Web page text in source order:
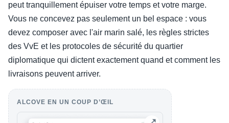
peut tranquillement épuiser votre temps et votre marge.
Vous ne concevez pas seulement un bel espace : vous
devez composer avec l'air marin salé, les règles strictes
des VvE et les protocoles de sécurité du quartier
diplomatique qui dictent exactement quand et comment les
livraisons peuvent arriver.
ALCOVE EN UN COUP D’ŒIL